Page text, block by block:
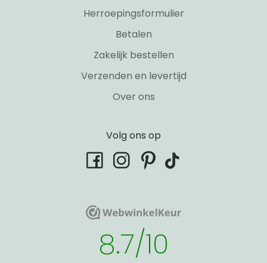
Herroepingsformulier
Betalen
Zakelijk bestellen
Verzenden en levertijd
Over ons
Volg ons op
facebookinstagram
pinterest
tiktok
WebwinkelKeurWebwinkelKeur
8.7/10